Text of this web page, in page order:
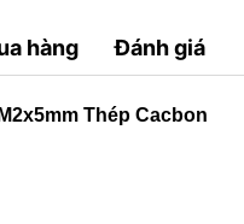
hàng Đánh giá
Thép Cacbon